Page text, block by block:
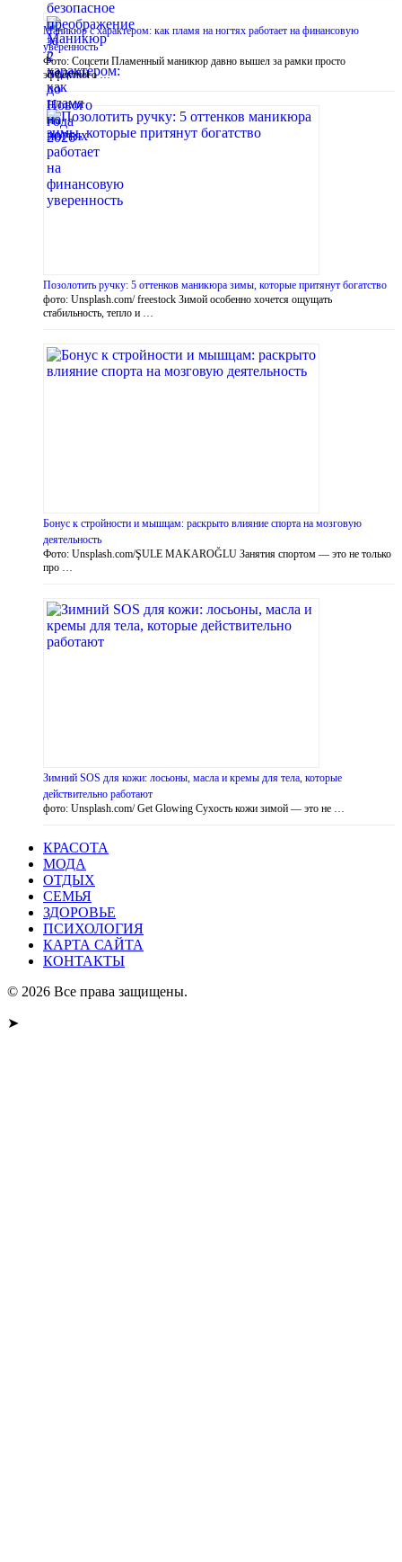
Маникюр с характером: как пламя на ногтях работает на финансовую
уверенность
Фото: Соцсети Пламенный маникюр давно вышел за рамки просто
эффектного …
Позолотить ручку: 5 оттенков маникюра зимы, которые притянут богатство
фото: Unsplash.com/ freestock Зимой особенно хочется ощущать
стабильность, тепло и …
Бонус к стройности и мышцам: раскрыто влияние спорта на мозговую
деятельность
Фото: Unsplash.com/ŞULE MAKAROĞLU Занятия спортом — это не только
про …
Зимний SOS для кожи: лосьоны, масла и кремы для тела, которые
действительно работают
фото: Unsplash.com/ Get Glowing Сухость кожи зимой — это не …
КРАСОТА
МОДА
ОТДЫХ
СЕМЬЯ
ЗДОРОВЬЕ
ПСИХОЛОГИЯ
КАРТА САЙТА
КОНТАКТЫ
© 2026 Все права защищены.
➤